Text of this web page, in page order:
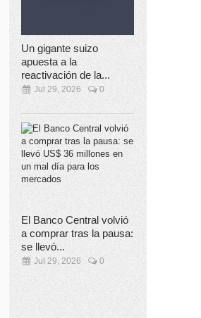
Un gigante suizo
apuesta a la
reactivación de la...
Jul 29, 2026 0
El Banco Central volvió
a comprar tras la pausa:
se llevó...
Jul 29, 2026 0